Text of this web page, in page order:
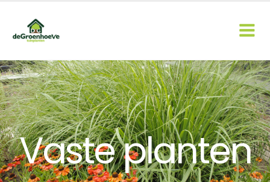
Vaste planten